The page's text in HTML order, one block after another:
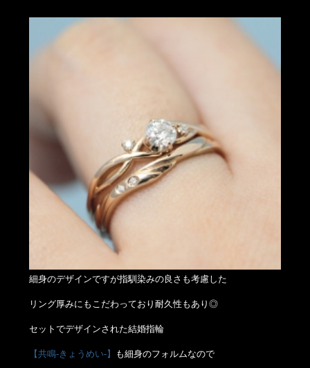
細身のデザインですが指馴染みの良さも考慮した
リング厚みにもこだわっており耐久性もあり◎
セットでデザインされた結婚指輪
【共鳴-きょうめい-】 も細身のフォルムなので